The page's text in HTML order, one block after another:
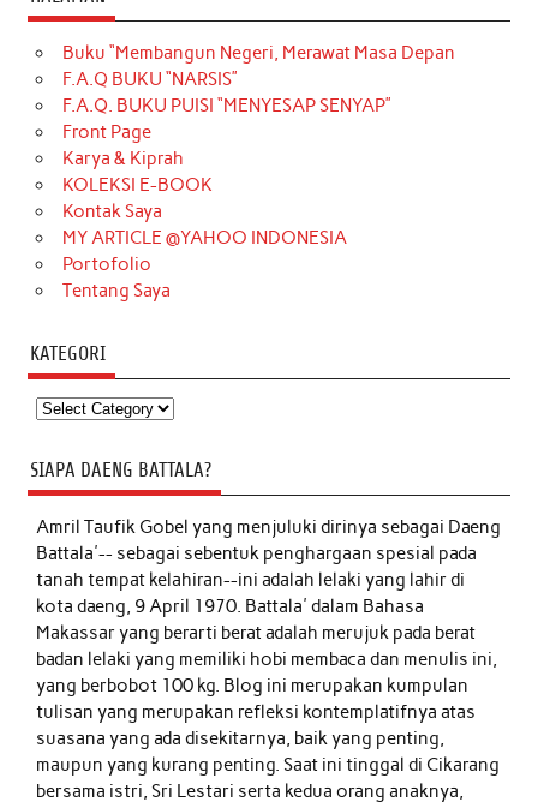
Buku “Membangun Negeri, Merawat Masa Depan
F.A.Q BUKU “NARSIS”
F.A.Q. BUKU PUISI “MENYESAP SENYAP”
Front Page
Karya & Kiprah
KOLEKSI E-BOOK
Kontak Saya
MY ARTICLE @YAHOO INDONESIA
Portofolio
Tentang Saya
KATEGORI
Kategori
SIAPA DAENG BATTALA?
Amril Taufik Gobelyang menjuluki dirinya sebagai Daeng
Battala'-- sebagai sebentuk penghargaan spesial pada
tanah tempat kelahiran--ini adalah lelaki yang lahir di
kota daeng, 9 April 1970. Battala' dalam Bahasa
Makassar yang berarti berat adalah merujuk pada berat
badan lelaki yang memiliki hobi membaca dan menulis ini,
yang berbobot 100 kg. Blog ini merupakan kumpulan
tulisan yang merupakan refleksi kontemplatifnya atas
suasana yang ada disekitarnya, baik yang penting,
maupun yang kurang penting. Saat ini tinggal di Cikarang
bersama istri, Sri Lestari serta kedua orang anaknya,